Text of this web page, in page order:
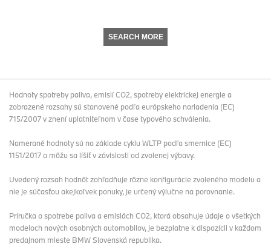
SEARCH MORE
Hodnoty spotreby paliva, emisií CO2, spotreby elektrickej energie a
zobrazené rozsahy sú stanovené podľa európskeho nariadenia (EC)
715/2007 v znení uplatniteľnom v čase typového schválenia.
Namerané hodnoty sú na základe cyklu WLTP podľa smernice (EC)
1151/2017 a môžu sa líšiť v závislosti od zvolenej výbavy.
Uvedený rozsah hodnôt zohľadňuje rôzne konfigurácie zvoleného modelu a
nie je súčasťou akejkoľvek ponuky, je určený výlučne na porovnanie.
Príručka o spotrebe paliva a emisiách CO2, ktorá obsahuje údaje o všetkých
modeloch nových osobných automobilov, je bezplatne k dispozícii v každom
predajnom mieste BMW Slovenská republika.